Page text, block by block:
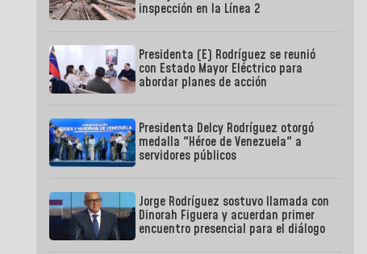
inspección en la Línea 2
Presidenta (E) Rodríguez se reunió
con Estado Mayor Eléctrico para
abordar planes de acción
Presidenta Delcy Rodríguez otorgó
medalla "Héroe de Venezuela" a
servidores públicos
Jorge Rodríguez sostuvo llamada con
Dinorah Figuera y acuerdan primer
encuentro presencial para el diálogo